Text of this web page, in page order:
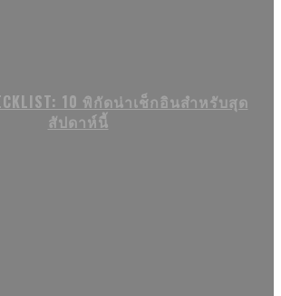
10 พิกัดน่าเช็กอินสำหรับสุด
สัปดาห์นี้